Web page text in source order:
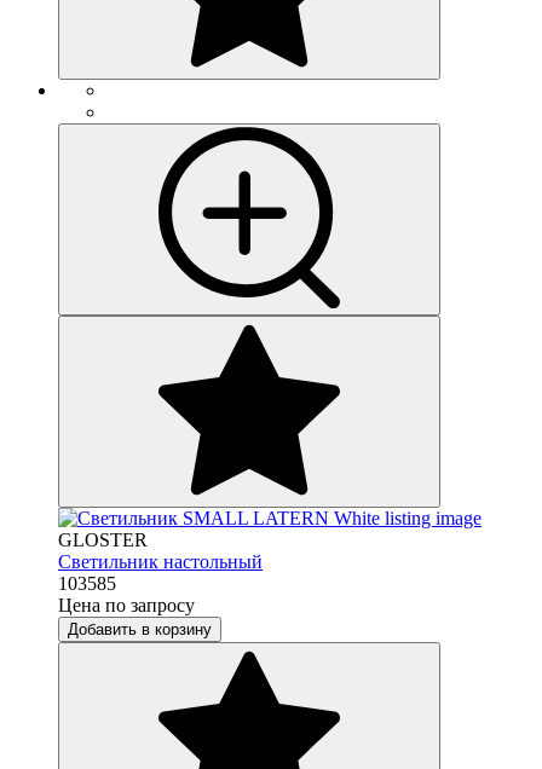
GLOSTER
Светильник настольный
103585
Цена по запросу
Добавить в корзину